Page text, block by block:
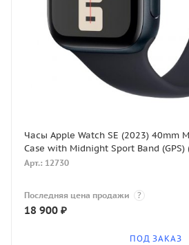
Часы Apple Watch SE (2023) 40mm
Case with Midnight Sport Band (GPS)
Арт.: 12730
Последняя цена продажи ?
18 900 ₽
ПОД ЗАКАЗ